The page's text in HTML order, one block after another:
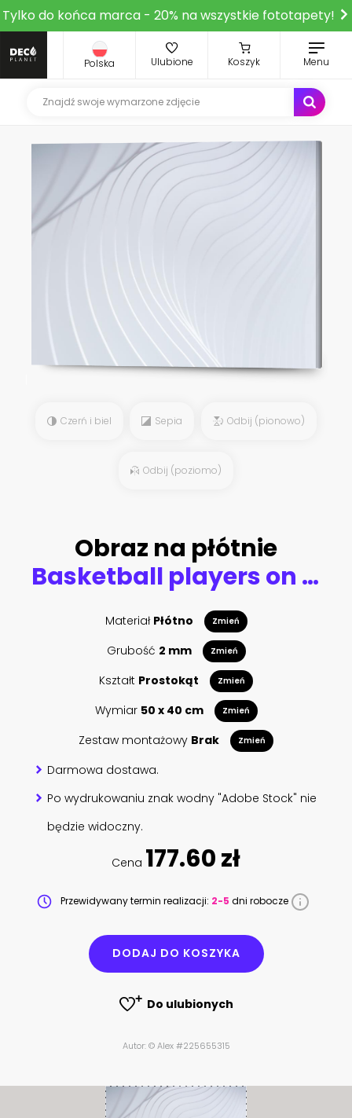
Tylko do końca marca - 20% na wszystkie fototapety!
Polska Ulubione Koszyk Menu
Czerń i biel Sepia Odbij (pionowo)
Odbij (poziomo)
Obraz na płótnie
Basketball players on big professional arena during the game. Basketball player makes slum dunk
Materiał Płótno Zmień
Grubość 2 mm Zmień
Kształt Prostokąt Zmień
Wymiar 50 x 40 cm Zmień
Zestaw montażowy Brak Zmień
Darmowa dostawa.
Po wydrukowaniu znak wodny "Adobe Stock" nie
będzie widoczny.
Cena 177.60 zł
Przewidywany termin realizacji: 2-5 dni robocze
DODAJ DO KOSZYKA
Do ulubionych
Autor: © Alex #225655315